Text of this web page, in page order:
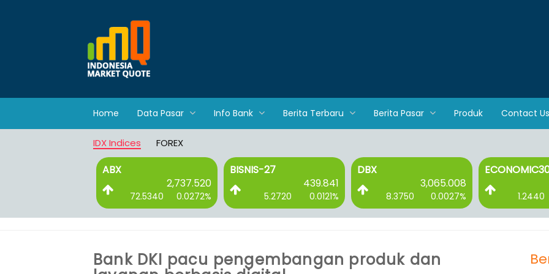
Home Data Pasar Info Bank Berita Terbaru Berita Pasar Produk Contact Us
IDX Indices FOREX
ABX
2,737.520
72.5340 0.0272%
BISNIS-27
439.841
5.2720 0.0121%
DBX
3,065.008
8.3750 0.0027% 1.2440
Bank DKI pacu pengembangan produk dan